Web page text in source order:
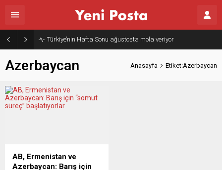
Türkiye’nin Hafta Sonu ağustosta mola veriyor
Azerbaycan Anasayfa Etiket:Azerbaycan
AB, Ermenistan ve
Azerbaycan: Barış için